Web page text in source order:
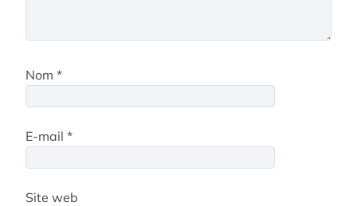
Nom *
E-mail *
Site web